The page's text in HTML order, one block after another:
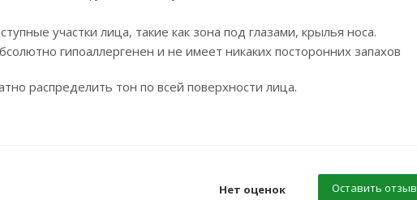
участки лица, такие как зона под глазами, крылья носа.
гипоаллергенен и не имеет никаких посторонних запахов
распределить тон по всей поверхности лица.
Нет оценок Оставить отзыв